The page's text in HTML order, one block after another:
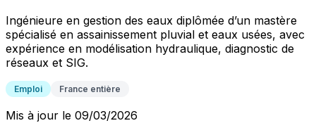
Ingénieure en gestion des eaux diplômée d’un mastère
spécialisé en assainissement pluvial et eaux usées, avec
expérience en modélisation hydraulique, diagnostic de
réseaux et SIG.
Emploi France entière
Mis à jour le 09/03/2026